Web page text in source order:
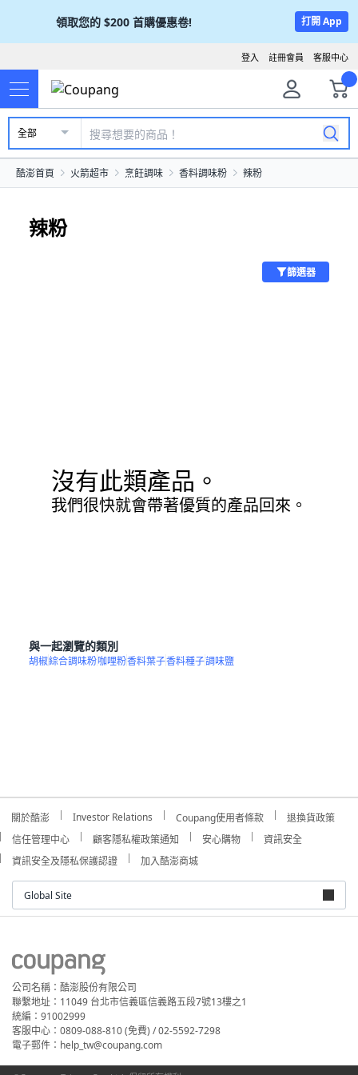
領取您的 $200 首購優惠卷! 打開 App
客服中心
註冊會員
登入
全部
酷澎首頁 火箭超市 烹飪調味 香料調味粉 辣粉
辣粉
篩選器
沒有此類產品。
我們很快就會帶著優質的產品回來。
與一起瀏覽的類別
胡椒綜合調味粉咖哩粉香料葉子香料種子調味鹽
關於酷澎 Investor Relations Coupang使用者條款
退換貨政策
信任管理中心
顧客隱私權政策通知 安心購物
資訊安全
資訊安全及隱私保護認證
加入酷澎商城
Global Site
公司名稱：酷澎股份有限公司
聯繫地址：11049 台北市信義區信義路五段7號13樓之1
統編：91002999
客服中心：0809-088-810 (免費) / 02-5592-7298
電子郵件：help_tw@coupang.com